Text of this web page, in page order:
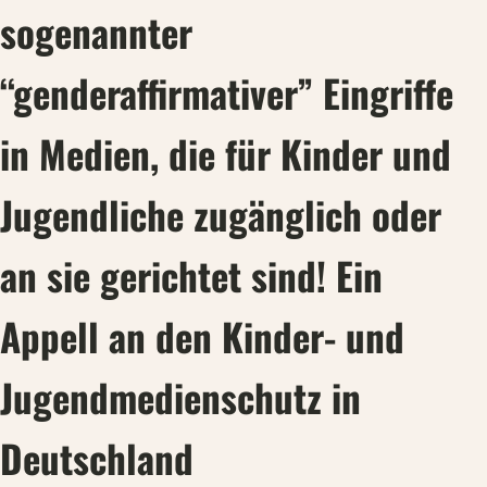
sogenannter
“genderaffirmativer” Eingriffe
in Medien, die für Kinder und
Jugendliche zugänglich oder
an sie gerichtet sind! Ein
Appell an den Kinder- und
Jugendmedienschutz in
Deutschland